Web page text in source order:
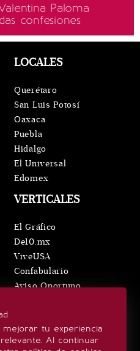
Paloma
confesiones
mejorar tu experiencia
Al continuar
VERTICALES
El Gráfico
De10.mx
ViveUSA
Confabulario
Aviso Oportuno
LOCALES
Querétaro
San Luis Potosí
Oaxaca
Puebla
Hidalgo
El Universal
Edomex